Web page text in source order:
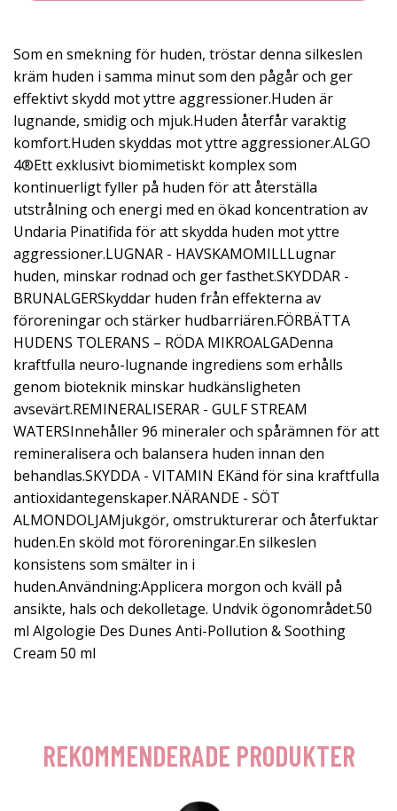
Som en smekning för huden, tröstar denna silkeslen
kräm huden i samma minut som den pågår och ger
effektivt skydd mot yttre aggressioner.Huden är
lugnande, smidig och mjuk.Huden återfår varaktig
komfort.Huden skyddas mot yttre aggressioner.ALGO
4®Ett exklusivt biomimetiskt komplex som
kontinuerligt fyller på huden för att återställa
utstrålning och energi med en ökad koncentration av
Undaria Pinatifida för att skydda huden mot yttre
aggressioner.LUGNAR - HAVSKAMOMILLLugnar
huden, minskar rodnad och ger fasthet.SKYDDAR -
BRUNALGERSkyddar huden från effekterna av
föroreningar och stärker hudbarriären.FÖRBÄTTA
HUDENS TOLERANS – RÖDA MIKROALGADenna
kraftfulla neuro-lugnande ingrediens som erhålls
genom bioteknik minskar hudkänsligheten
avsevärt.REMINERALISERAR - GULF STREAM
WATERSInnehåller 96 mineraler och spårämnen för att
remineralisera och balansera huden innan den
behandlas.SKYDDA - VITAMIN EKänd för sina kraftfulla
antioxidantegenskaper.NÄRANDE - SÖT
ALMONDOLJAMjukgör, omstrukturerar och återfuktar
huden.En sköld mot föroreningar.En silkeslen
konsistens som smälter in i
huden.Användning:Applicera morgon och kväll på
ansikte, hals och dekolletage. Undvik ögonområdet.50
ml Algologie Des Dunes Anti-Pollution & Soothing
Cream 50 ml
REKOMMENDERADE PRODUKTER